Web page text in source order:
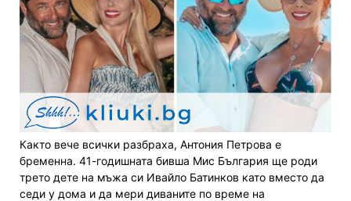
Както вече всички разбраха, Антония Петрова е
бременна. 41-годишната бивша Мис България ще роди
трето дете на мъжа си Ивайло Батинков като вместо да
седи у дома и да мери диваните по време на